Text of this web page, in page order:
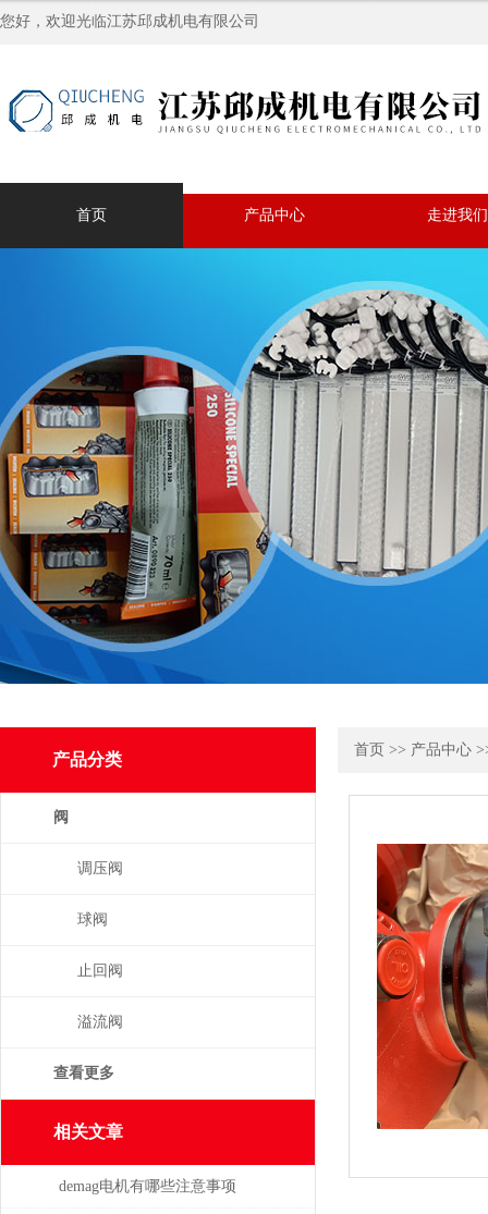
您好，欢迎光临江苏邱成机电有限公司
首页 产品中心 走进我们
产品分类
阀
调压阀
球阀
止回阀
溢流阀
查看更多
相关文章
demag电机有哪些注意事项
首页 >> 产品中心